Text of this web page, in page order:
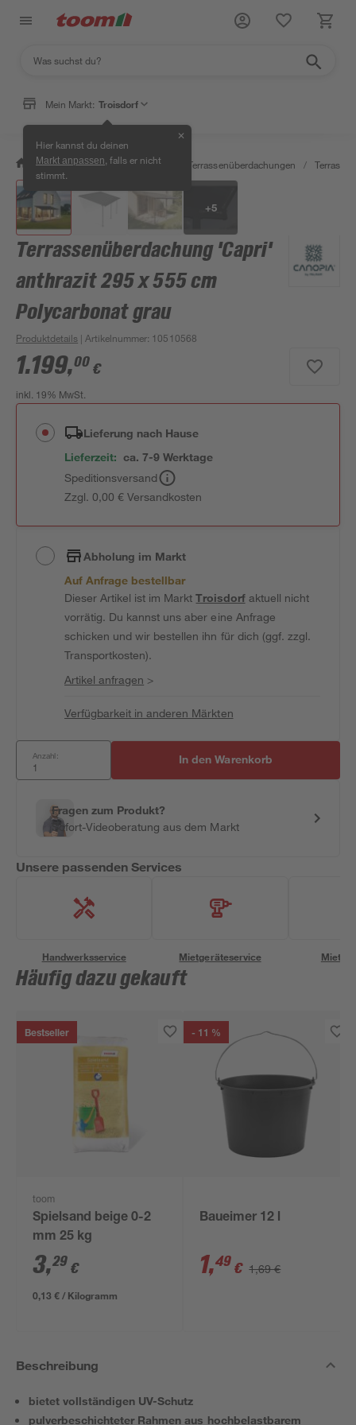
Mein Markt: Troisdorf
Hier kannst du deinen
Markt anpassen , falls er nicht
stimmt.
✕
/ Garten & Freizeit / Carports & Terrassenüberdachungen /
+5
Terrassenüberdachung 'Capri'
anthrazit 295 x 555 cm
Polycarbonat grau
Produktdetails | Artikelnummer: 10510568
1.199,00 €
inkl. 19% MwSt.
Lieferung nach Hause
Lieferzeit: ca. 7-9 Werktage
Speditionsversand
Zzgl. 0,00 € Versandkosten
Abholung im Markt
Auf Anfrage bestellbar
Dieser Artikel ist im MarktTroisdorfaktuell nicht
vorrätig. Du kannst uns aber eine Anfrage
schicken und wir bestellen ihn für dich (ggf. zzgl.
Transportkosten).
Artikel anfragen >
Verfügbarkeit in anderen Märkten
Anzahl: In den Warenkorb
Fragen zum Produkt?
Sofort-Videoberatung aus dem Markt
Unsere passenden Services
Handwerksservice Mietgeräteservice
Häufig dazu gekauft
Bestseller
toom
Spielsand beige 0-2
mm 25 kg
3,29 €
0,13 € / Kilogramm
- 11 %
Baueimer 12 l
1,49 € 1,69 €
Beschreibung
bietet vollständigen UV-Schutz
pulverbeschichteter Rahmen aus hochbelastbarem